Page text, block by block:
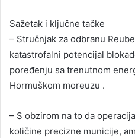
Sažetak i ključne tačke
– Stručnjak za odbranu
katastrofalni potencijal
poređenju sa trenutnom
Hormuškom moreuzu .
– S obzirom na to da
količine precizne municije,